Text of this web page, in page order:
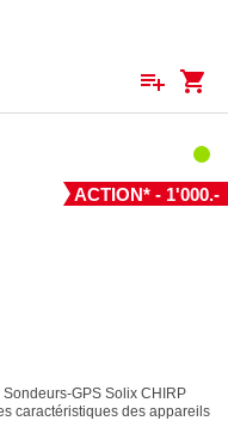
playlist_add shopping_cart
ACTION* - 1'000.-
Sondeurs-GPS Solix CHIRP
caractéristiques des appareils